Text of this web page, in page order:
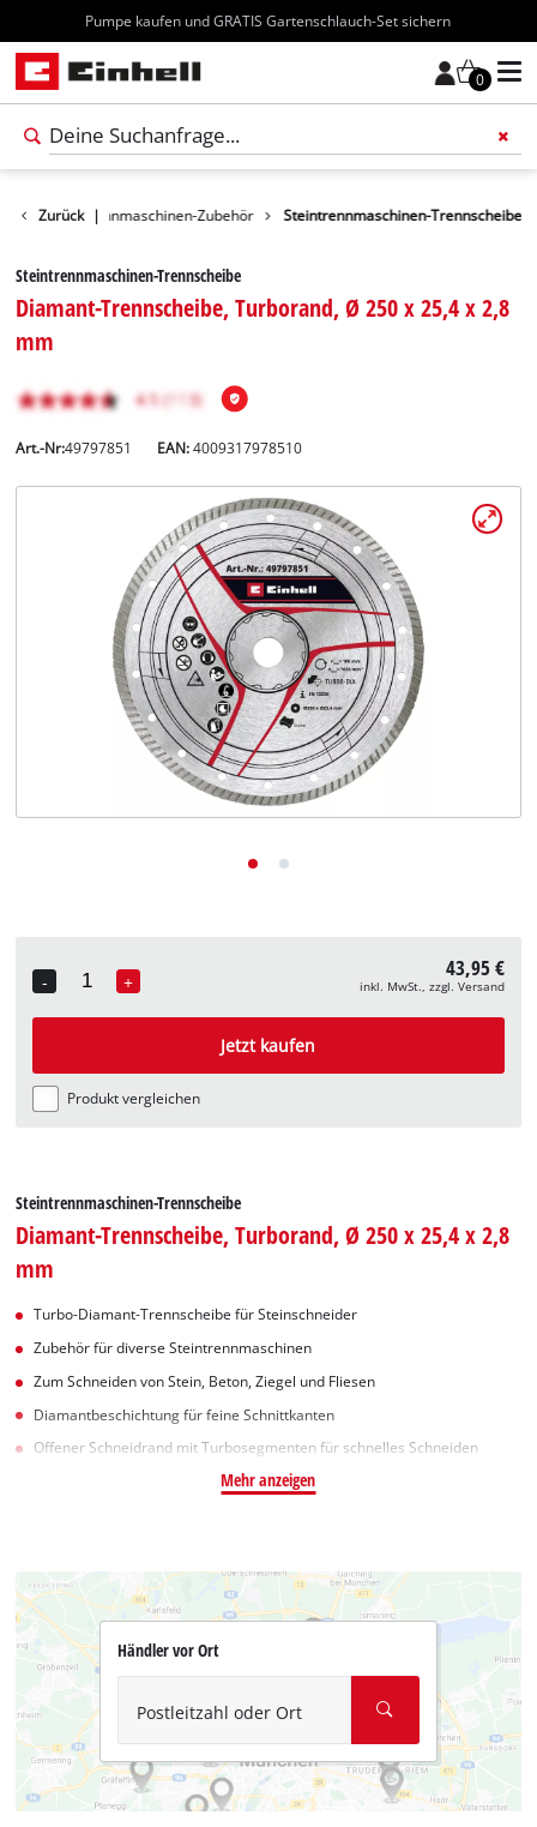
Kostenloser Versand ab 70€
0
Deutsch
Zurück |
Schneid-/ Trennmaschinen-Zubehör Steintrennmaschinen-Trennscheibe
Steintrennmaschinen-Trennscheibe
Diamant-Trennscheibe, Turborand, Ø 250 x 25,4 x 2,8
mm
Art.-Nr:49797851 EAN:4009317978510
-
Quantity
+ 43,95 €
inkl. MwSt., zzgl. Versand
Jetzt kaufen
Produkt vergleichen
Steintrennmaschinen-Trennscheibe
Diamant-Trennscheibe, Turborand, Ø 250 x 25,4 x 2,8
mm
Turbo-Diamant-Trennscheibe für Steinschneider
Zubehör für diverse Steintrennmaschinen
Zum Schneiden von Stein, Beton, Ziegel und Fliesen
Diamantbeschichtung für feine Schnittkanten
Offener Schneidrand mit Turbosegmenten für schnelles Schneiden
Mehr anzeigen
Händler vor Ort
Postleitzahl oder Ort